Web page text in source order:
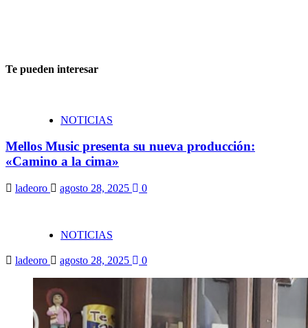
Te pueden interesar
NOTICIAS
Mellos Music presenta su nueva producción:
«Camino a la cima»
ladeoro agosto 28, 2025 0
NOTICIAS
ladeoro agosto 28, 2025 0